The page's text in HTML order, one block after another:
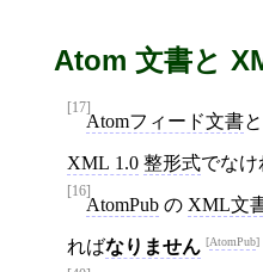
Atom 文書と
[17]
Atomフィード文書と
XML 1.0 整形式でなけ
[16]
AtomPub の XML文
ればなりません AtomPub